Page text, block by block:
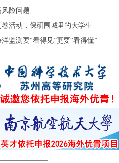
风险问题
卷活动，保研围城里的大学生
监测要“看得见”更要“看得懂”